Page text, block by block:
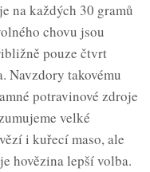
na každých 30 gramů
chovu jsou
pouze čtvrt
Navzdory takovému
potravinové zdroje
velké
i kuřecí maso, ale
hovězina lepší volba.